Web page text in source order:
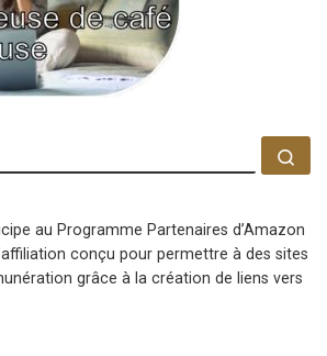
au Programme Partenaires d’Amazon
conçu pour permettre à des sites
grâce à la création de liens vers